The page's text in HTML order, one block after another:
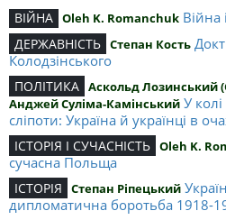
ВІЙНА Oleh K. Romanchuk Війна
ДЕРЖАВНІСТЬ Степан Кость
Колодзінського
ПОЛІТИКА Аскольд Лозинський
Анджей Суліма-Камінський У
сліпоти: Україна й українці в
ІСТОРІЯ І СУЧАСНІСТЬ Oleh K.
сучасна Польща
ІСТОРІЯ Степан Ріпецький
дипломатична боротьба 1918-